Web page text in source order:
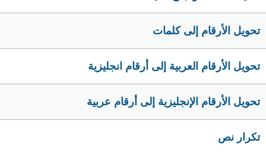
تحويل الأرقام إلى كلمات
تحويل الأرقام العربية إلى أرقام انجليزية
تحويل الأرقام الإنجليزية إلى أرقام عربية
تكرار نص